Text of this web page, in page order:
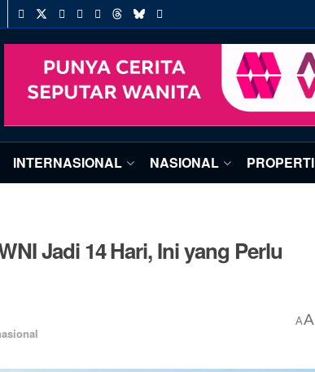
INTERNASIONAL NASIONAL PROPERTI
Jadi 14 Hari, Ini yang Perlu
AA